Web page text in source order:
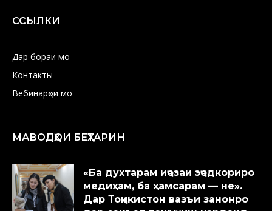
ССЫЛКИ
Дар бораи мо
Контакты
Вебинарҳои мо
МАВОДҲОИ БЕҲТАРИН
«Ба духтарам иҷозаи эҷодкориро
медиҳам, ба ҳамсарам — не».
Дар Тоҷикистон вазъи занонро